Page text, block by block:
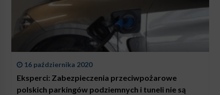
16 października 2020
Eksperci: Zabezpieczenia przeciwpożarowe
polskich parkingów podziemnych i tuneli nie są